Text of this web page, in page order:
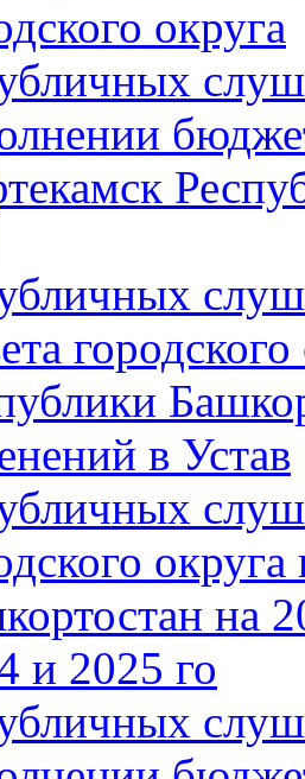
округа
в Устав
на
и 2025 го